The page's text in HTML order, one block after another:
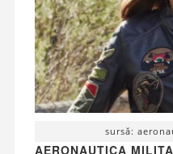
sursă:
AERONAUTICA